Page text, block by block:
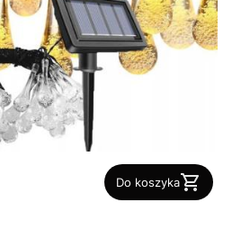
Do koszyka